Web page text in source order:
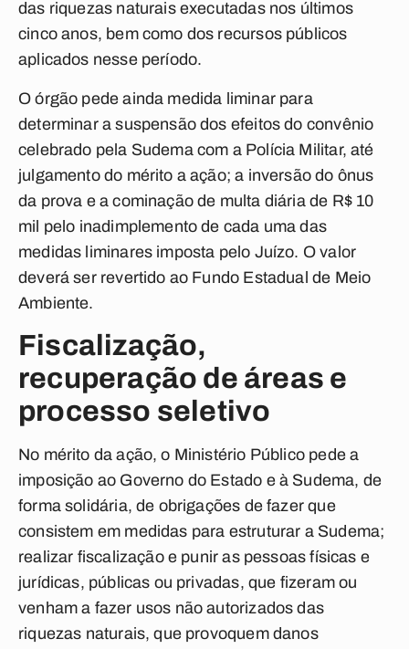
das riquezas naturais executadas nos últimos
cinco anos, bem como dos recursos públicos
aplicados nesse período.
O órgão pede ainda medida liminar para
determinar a suspensão dos efeitos do convênio
celebrado pela Sudema com a Polícia Militar, até
julgamento do mérito a ação; a inversão do ônus
da prova e a cominação de multa diária de R$ 10
mil pelo inadimplemento de cada uma das
medidas liminares imposta pelo Juízo. O valor
deverá ser revertido ao Fundo Estadual de Meio
Ambiente.
Fiscalização,
recuperação de áreas e
processo seletivo
No mérito da ação, o Ministério Público pede a
imposição ao Governo do Estado e à Sudema, de
forma solidária, de obrigações de fazer que
consistem em medidas para estruturar a Sudema;
realizar fiscalização e punir as pessoas físicas e
jurídicas, públicas ou privadas, que fizeram ou
venham a fazer usos não autorizados das
riquezas naturais, que provoquem danos